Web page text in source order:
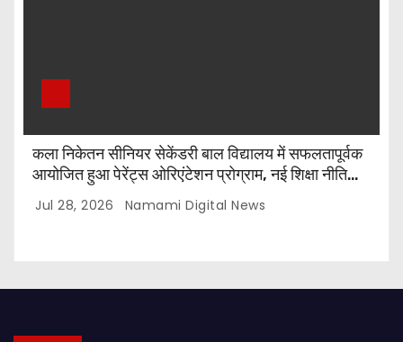
कला निकेतन सीनियर सेकेंडरी बाल विद्यालय में सफलतापूर्वक
आयोजित हुआ पेरेंट्स ओरिएंटेशन प्रोग्राम, नई शिक्षा नीति
और CBSE पाठ्यक्रम पर किया गया मार्गदर्शन
Jul 28, 2026 Namami Digital News